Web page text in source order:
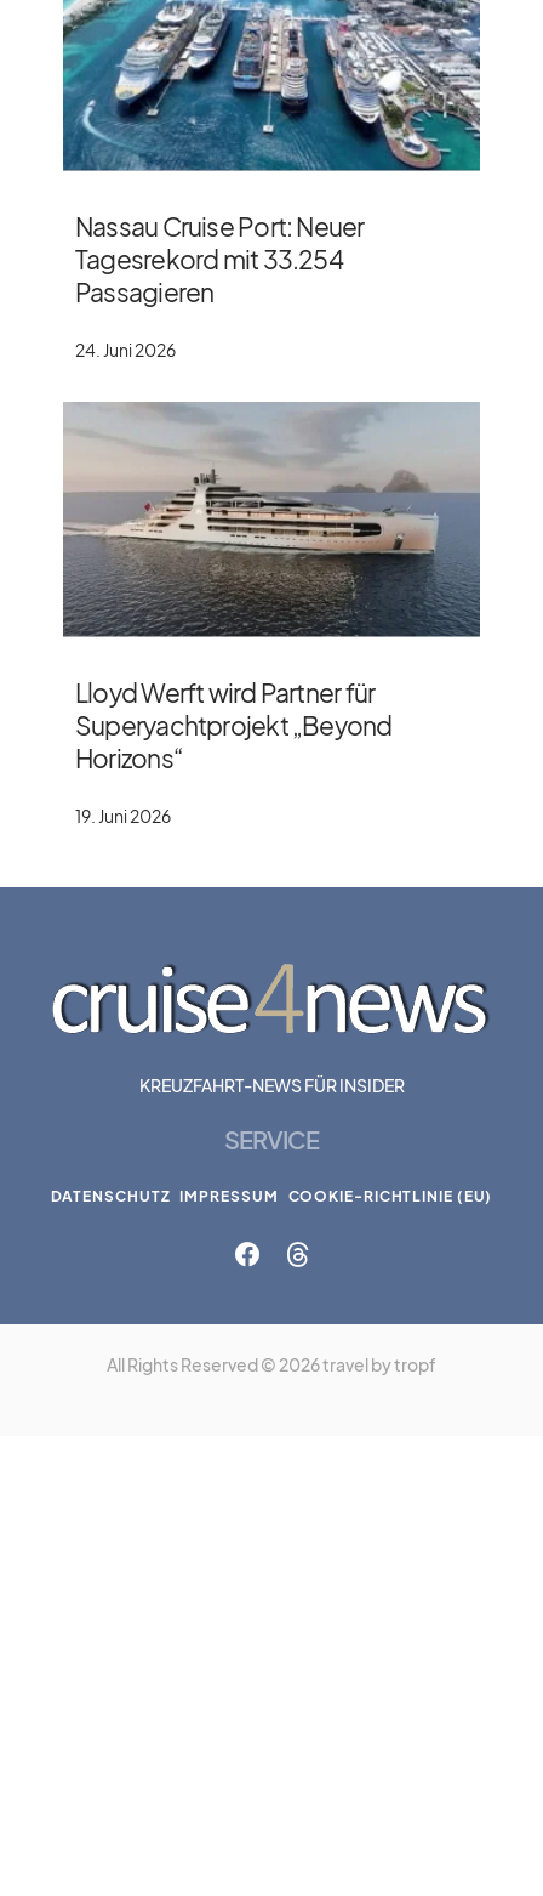
Nassau Cruise Port: Neuer
Tagesrekord mit 33.254
Passagieren
24. Juni 2026
Lloyd Werft wird Partner für
Superyachtprojekt „Beyond
Horizons“
19. Juni 2026
KREUZFAHRT-NEWS FÜR INSIDER
SERVICE
DATENSCHUTZ IMPRESSUM COOKIE-RICHTLINIE (EU)
All Rights Reserved © 2026 travel by tropf